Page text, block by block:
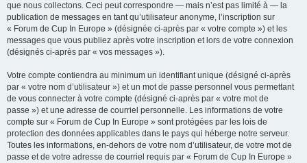
que nous collectons. Ceci peut correspondre — mais n’est pas limité à — la
publication de messages en tant qu’utilisateur anonyme, l’inscription sur
« Forum de Cup In Europe » (désignée ci-après par « votre compte ») et les
messages que vous publiez après votre inscription et lors de votre connexion
(désignés ci-après par « vos messages »).
Votre compte contiendra au minimum un identifiant unique (désigné ci-après
par « votre nom d’utilisateur ») et un mot de passe personnel vous permettant
de vous connecter à votre compte (désigné ci-après par « votre mot de
passe ») et une adresse de courriel personnelle. Les informations de votre
compte sur « Forum de Cup In Europe » sont protégées par les lois de
protection des données applicables dans le pays qui héberge notre serveur.
Toutes les informations, en-dehors de votre nom d’utilisateur, de votre mot de
passe et de votre adresse de courriel requis par « Forum de Cup In Europe »